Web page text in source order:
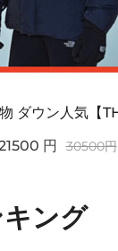
円 30500円
ング